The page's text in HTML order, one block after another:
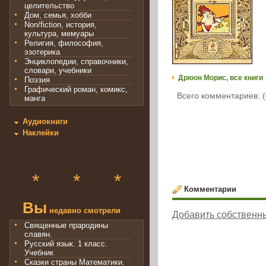
целительство
Дом, семья, хобби
Non/fiction, история,
культура, мемуары
Религия, философия,
эзотерика
Энциклопедии, справочники,
словари, учебники
Поэзия
Графический роман, комикс,
манга
Аудиокниги
Наклейки
* * *
Вы недавно смотрели
Священные прародины
славян.
Русский язык. 1 класс.
Учебник
Сказки страны Математики.
Дрюон Морис, все книги
Всего комментариев:
Комментарии
Добавить